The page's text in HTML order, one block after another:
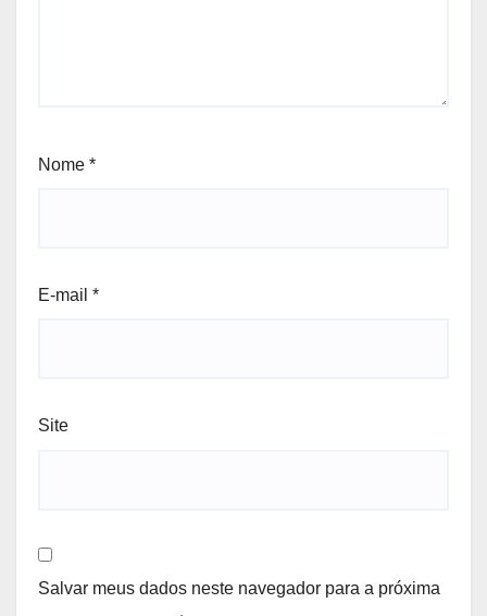
Nome *
E-mail *
Site
Salvar meus dados neste navegador para a próxima